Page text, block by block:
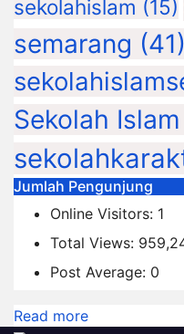
sekolahislam (15)
semarang (41)
Sekolah
Jumlah Pengunjung
Online Visitors: 1
Total Views:
Post Average: 0
Read more: